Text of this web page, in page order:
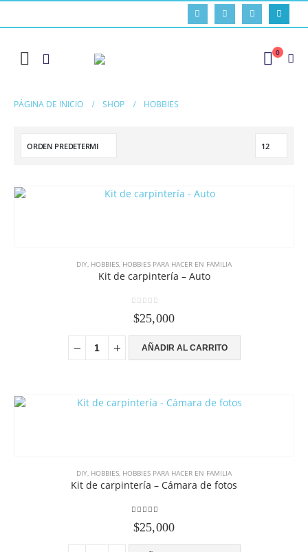
0
PÁGINA DE INICIO SHOP HOBBIES
DIY, HOBBIES, HOBBIES PARA HACER EN FAMILIA
Kit de carpintería – Auto
0out of 5
$25,000
AÑADIR AL CARRITO
DIY, HOBBIES, HOBBIES PARA HACER EN FAMILIA
Kit de carpintería – Cámara de fotos
5.00
$25,000